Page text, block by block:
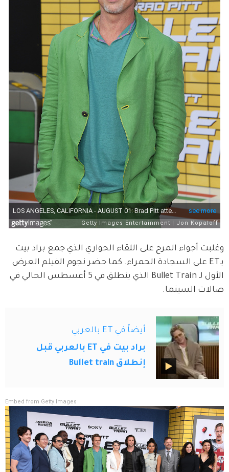
وغلبت أجواء المرح على اللقاء الحواري الذي جمع براد بيت
بـET على السجادة الحمراء. كما حضر نجوم الفيلم العرض
الأول لـ Bullet Train الذي ينطلق في 5 أغسطس الحالي في
صالات السينما.
أيضاً في ET بالعربي
براد بيت في ET بالعربي قبل
إنطلاق Bullet train
Embed from Getty Images